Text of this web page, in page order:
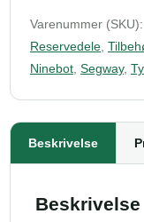
Varenummer (SKU):
Reservedele
Ninebot Segway,
Beskrivelse
Beskrivelse